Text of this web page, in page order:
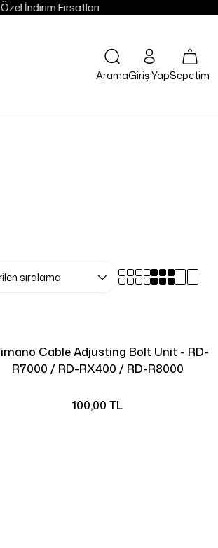
İndirim Fırsatları
AramaGiriş YapSepetim
Cable Adjusting Bolt Unit - RD-
R7000 / RD-RX400 / RD-R8000
100,00 TL